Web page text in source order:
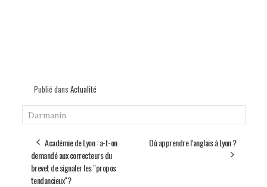
Publié dans Actualité
Darmanin
Académie de Lyon : a-t-on
demandé aux correcteurs du
brevet de signaler les "propos
tendancieux"?
Où apprendre l’anglais à Lyon ?